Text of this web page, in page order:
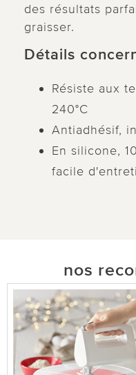
des résultats
graisser.
Détails
Résiste aux
240°C
Antiadhésif,
En silicone,
facile
nos